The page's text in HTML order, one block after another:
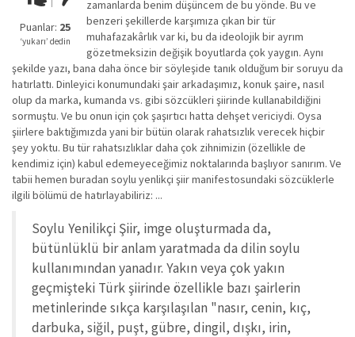
kadar
iyi
değil!
Puanlar: 25
‘yukarı’ dedin
zamanlarda benim düşüncem de bu yönde. Bu ve
benzeri şekillerde karşımıza çıkan bir tür
muhafazakârlık var ki, bu da ideolojik bir ayrım
gözetmeksizin değişik boyutlarda çok yaygın. Aynı
şekilde yazı, bana daha önce bir söyleşide tanık olduğum bir soruyu da
hatırlattı. Dinleyici konumundaki şair arkadaşımız, konuk şaire, nasıl
olup da marka, kumanda vs. gibi sözcükleri şiirinde kullanabildiğini
sormuştu. Ve bu onun için çok şaşırtıcı hatta dehşet vericiydi. Oysa
şiirlere baktığımızda yani bir bütün olarak rahatsızlık verecek hiçbir
şey yoktu. Bu tür rahatsızlıklar daha çok zihnimizin (özellikle de
kendimiz için) kabul edemeyeceğimiz noktalarında başlıyor sanırım. Ve
tabii hemen buradan soylu yenlikçi şiir manifestosundaki sözcüklerle
ilgili bölümü de hatırlayabiliriz: ...
Soylu Yenilikçi Şiir, imge oluşturmada da,
bütünlüklü bir anlam yaratmada da dilin soylu
kullanımından yanadır. Yakın veya çok yakın
geçmişteki Türk şiirinde özellikle bazı şairlerin
metinlerinde sıkça karşılaşılan "nasır, cenin, kıç,
darbuka, siğil, puşt, gübre, dingil, dışkı, irin,